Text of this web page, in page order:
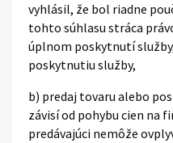
vyhlásil, že bol riadne
tohto súhlasu stráca
úplnom poskytnutí
poskytnutiu služby,
b) predaj tovaru alebo
závisí od pohybu cien na
predávajúci nemôže